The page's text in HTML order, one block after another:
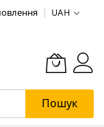
UAH
Пошук